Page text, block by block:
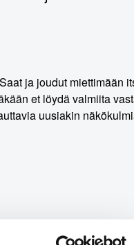
ja joudut miettimään
et löydä valmiita
uusiakin